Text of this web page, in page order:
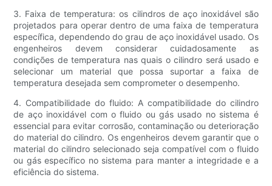
3. Faixa de temperatura: os cilindros de aço inoxidável são
projetados para operar dentro de uma faixa de temperatura
específica, dependendo do grau de aço inoxidável usado. Os
engenheiros devem considerar cuidadosamente as
condições de temperatura nas quais o cilindro será usado e
selecionar um material que possa suportar a faixa de
temperatura desejada sem comprometer o desempenho.
4. Compatibilidade do fluido: A compatibilidade do cilindro
de aço inoxidável com o fluido ou gás usado no sistema é
essencial para evitar corrosão, contaminação ou deterioração
do material do cilindro. Os engenheiros devem garantir que o
material do cilindro selecionado seja compatível com o fluido
ou gás específico no sistema para manter a integridade e a
eficiência do sistema.